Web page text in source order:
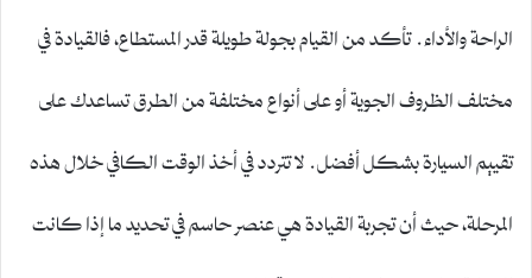
الراحة والأداء. تأكد من القيام بجولة طويلة قدر المستطاع، فالقيادة في
مختلف الظروف الجوية أو على أنواع مختلفة من الطرق تساعدك على
تقييم السيارة بشكل أفضل. لا تتردد في أخذ الوقت الكافي خلال هذه
المرحلة، حيث أن تجربة القيادة هي عنصر حاسم في تحديد ما إذا كانت